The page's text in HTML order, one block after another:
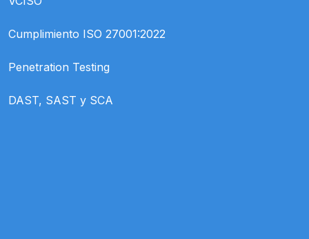
Cumplimiento ISO 27001:2022
Penetration Testing
DAST, SAST y SCA